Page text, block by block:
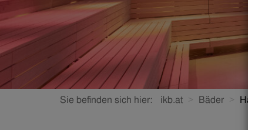
Sie befinden sich hier: ikb.at Bäder